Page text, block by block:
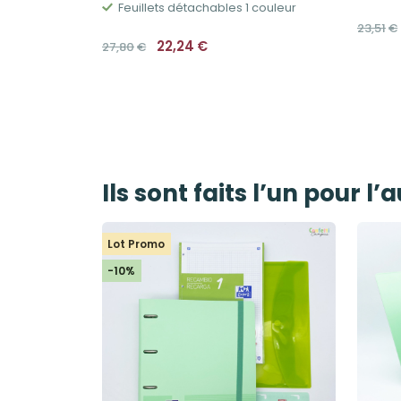
Feuillets détachables 1 couleur
27,80€ Le
prix
22,24 €
23,51€
Ils sont faits l’un pour
Lot Promo
-10%